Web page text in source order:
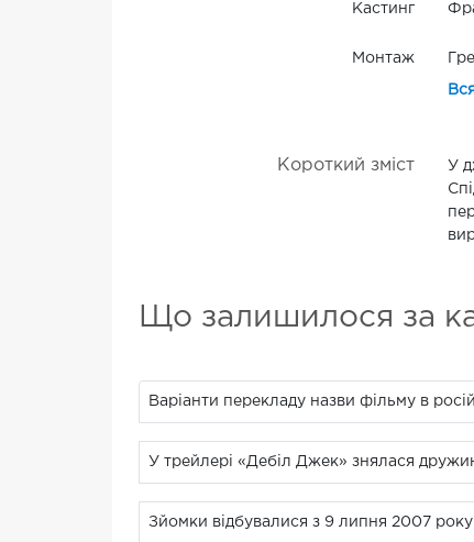
Кастинг
Монтаж
Короткий зміст
У
Що залишилося за
Варіанти перекладу назви фільму в
У трейлері «Дебіл Джек» знялася
Зйомки відбувалися з 9 липня 2007